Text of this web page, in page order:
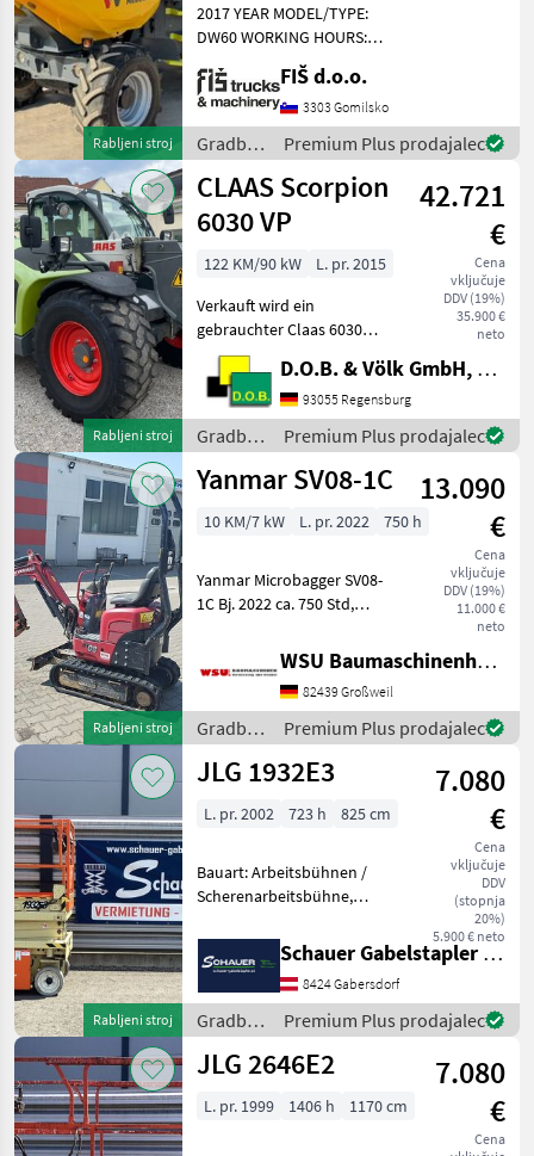
Rabljeni stroj
2017 YEAR MODEL/TYPE:
DW60 WORKING HOURS:
3.440 h ENGINE: DIESEL
PERKINS - 55 kW WEIGHT:
5.148 kg LIFT / PAYLOAD
CAPACITY: 6.000 kg 4x4
DRIVE HYDROSTATIC DRIV
FIŠ d.o.o.
3303 Gomilsko
Gradbeni
stroji /
Wacker
Neuson
Premium Plus prodajalec
Rabljeni stroj
CLAAS Scorpion
6030 VP
42.721
€
Cena
vključuje
DDV (19%)
35.900 €
neto
122 KM/90 kW
L. pr. 2015
Verkauft wird ein
gebrauchter Claas 6030
Varipower Teleskoplader -
Kramer
Schnellwechselplatte
hydraulisch - Handgas mit
Langsamfahreinrichtung -
Motorvorwärmung ü
D.O.B. & Völk GmbH, Filiale Regensburg
93055 Regensburg
Gradbeni
stroji /
Claas
Premium Plus prodajalec
Rabljeni stroj
Yanmar SV08-1C
13.090
€
Cena
vključuje
DDV (19%)
11.000 €
neto
10 KM/7 kW L. pr. 2022 750 h
Yanmar Microbagger SV08-
1C Bj. 2022 ca. 750 Std,
(ausweisbar) Finanzierung
und Lieferung
Deutschlandweit möglich!
Mieten ab 67, - € Be
WSU Baumaschinenhandel u. Gerätevermietung GmbH
82439 Großweil
Gradbeni
stroji /
Yanmar
Premium Plus prodajalec
Rabljeni stroj
JLG 1932E3
7.080
€
Cena
vključuje
DDV
(stopnja
20%)
5.900 € neto
L. pr. 2002 723 h 825 cm
Bauart: Arbeitsbühnen /
Scherenarbeitsbühne,
5800mm, Bauhöhe:
2135mm, Batterie: Trojan
PzS 24V Zustand: Neu,
Bereifung vorne: Bandagen
Ein
Schauer Gabelstapler GmbH
8424 Gabersdorf
Gradbeni
stroji /
JLG
Premium Plus prodajalec
JLG 2646E2
7.080
€
Cena
L. pr. 1999 1406 h 1170 cm